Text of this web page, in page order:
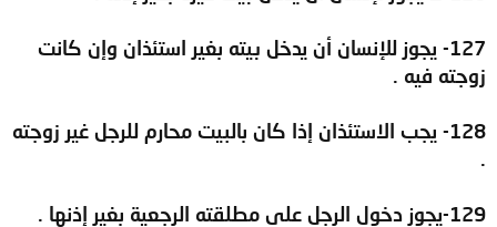
127- يجوز للإنسان أن يدخل بيته بغير استئذان وإن كانت
زوجته فيه .
128- يجب الاستئذان إذا كان بالبيت محارم للرجل غير زوجته
.
129-يجوز دخول الرجل على مطلقته الرجعية بغير إذنها .